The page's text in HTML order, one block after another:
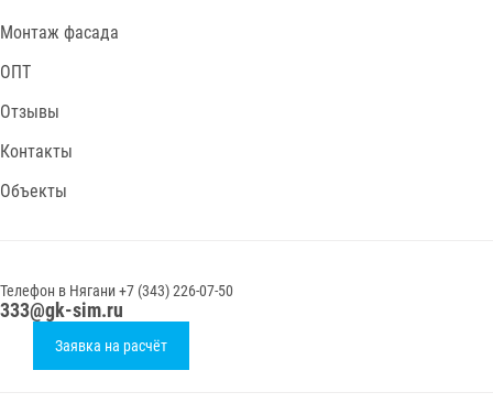
Монтаж фасада
ОПТ
Отзывы
Контакты
Объекты
Телефон в Нягани +7 (343) 226-07-50
333@gk-sim.ru
Заявка на расчёт